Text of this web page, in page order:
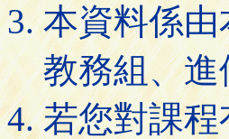
本資料係
教務組、
若您對課